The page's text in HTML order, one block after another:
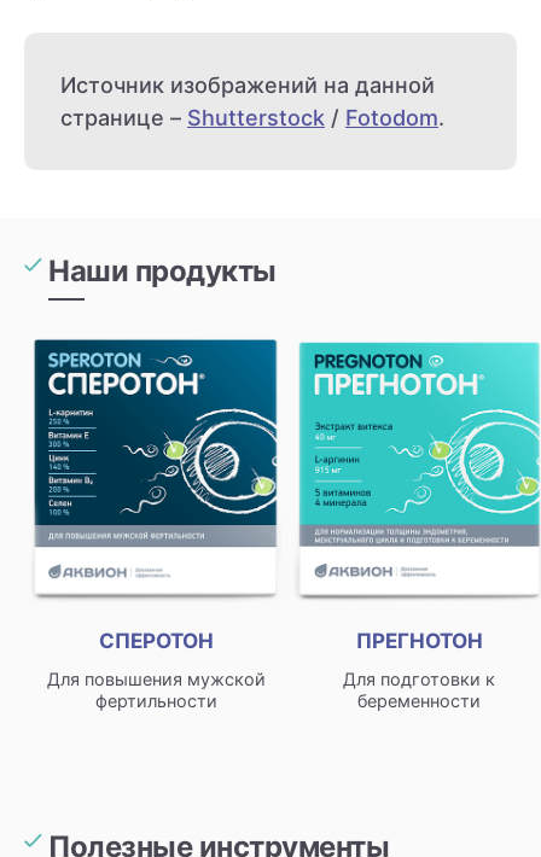
Источник изображений на данной
странице – Shutterstock / Fotodom.
Наши продукты
СПЕРОТОН
Для повышения мужской
фертильности
ПРЕГНОТОН
Для подготовки к
беременности
Полезные инструменты